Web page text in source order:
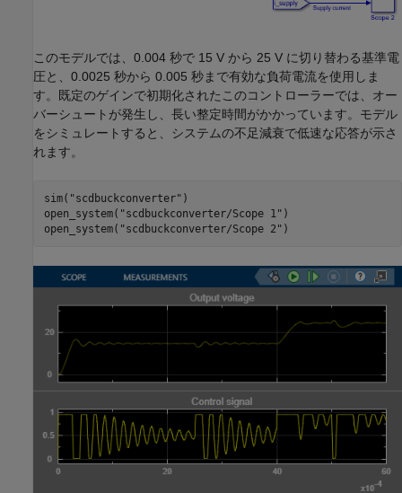
このモデルでは、0.004 秒で 15 V から 25 V に切り替わる基準電
圧と、0.0025 秒から 0.005 秒まで有効な負荷電流を使用しま
す。既定のゲインで初期化されたこのコントローラーでは、オー
バーシュートが発生し、長い整定時間がかかっています。モデル
をシミュレートすると、システムの不足減衰で低速な応答が示さ
れます。
sim( "scdbuckconverter" )
open_system( "scdbuckconverter/Scope 1" )
open_system( "scdbuckconverter/Scope 2"